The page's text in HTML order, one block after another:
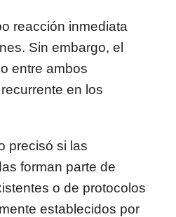
reacción inmediata
Sin embargo, el
entre ambos
en los
precisó si las
forman parte de
o de protocolos
establecidos por